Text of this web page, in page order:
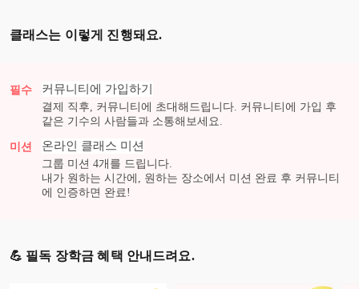
클래스는 이렇게 진행돼요.
필수 커뮤니티에 가입하기
결제 직후, 커뮤니티에 초대해드립니다. 커뮤니티에 가입 후
같은 기수의 사람들과 소통해보세요.
미션 온라인 클래스 미션
그룹 미션 4개를 드립니다.
내가 원하는 시간에, 원하는 장소에서 미션 완료 후 커뮤니티
에 인증하면 완료!
💪 필독 장학금 혜택 안내드려요.